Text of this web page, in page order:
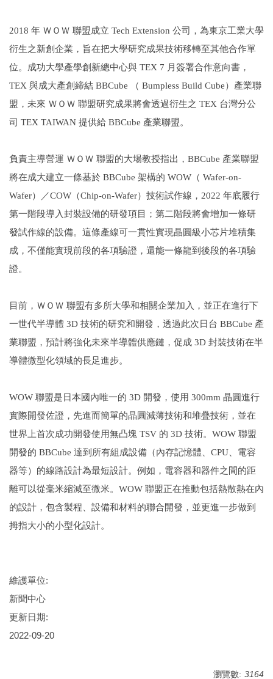
2018 年 ＷＯＷ 聯盟成立 Tech Extension 公司，為東京工業大學
衍生之新創企業，旨在把大學研究成果技術移轉至其他合作單
位。成功大學產學創新總中心與 TEX 7 月簽署合作意向書，
TEX 與成大產創締結 BBCube （ Bumpless Build Cube）產業聯
盟，未來 ＷＯＷ 聯盟研究成果將會透過衍生之 TEX 台灣分公
司 TEX TAIWAN 提供給 BBCube 產業聯盟。
負責主導營運 ＷＯＷ 聯盟的大場教授指出，BBCube 產業聯盟
將在成大建立一條基於 BBCube 架構的 WOW（ Wafer-on-
Wafer）／COW（Chip-on-Wafer）技術試作線，2022 年底履行
第一階段導入封裝設備的研發項目；第二階段將會增加一條研
發試作線的設備。這條產線可一貫性實現晶圓級小芯片堆積集
成，不僅能實現前段的各項驗證，還能一條龍到後段的各項驗
證。
目前，ＷＯＷ 聯盟有多所大學和相關企業加入，並正在進行下
一世代半導體 3D 技術的研究和開發，透過此次日台 BBCube 產
業聯盟，預計將強化未來半導體供應鏈，促成 3D 封裝技術在半
導體微型化領域的長足進步。
WOW 聯盟是日本國內唯一的 3D 開發，使用 300mm 晶圓進行
實際開發佐證，先進而簡單的晶圓減薄技術和堆疊技術，並在
世界上首次成功開發使用無凸塊 TSV 的 3D 技術。WOW 聯盟
開發的 BBCube 達到所有組成設備（內存記憶體、CPU、電容
器等）的線路設計為最短設計。例如，電容器和器件之間的距
離可以從毫米縮減至微米。WOW 聯盟正在推動包括熱散熱在內
的設計，包含製程、設備和材料的聯合開發，並更進一步做到
拇指大小的小型化設計。
維護單位:
新聞中心
更新日期:
2022-09-20
瀏覽數: 3164